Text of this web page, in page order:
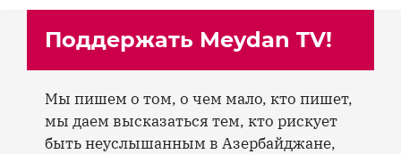
Поддержать Meydan TV!
Мы пишем о том, о чем мало, кто пишет,
мы даем высказаться тем, кто рискует
быть неуслышанным в Азербайджане,